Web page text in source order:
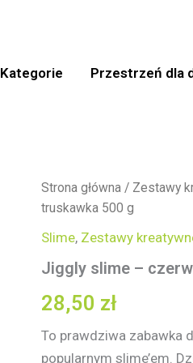
Kategorie Przestrzeń dla
Strona główna / Zestawy
truskawka 500 g
Slime, Zestawy
Jiggly slime –
28,50 zł
To prawdziwa zabawka
popularnym slime’em.
ilość
Jiggly
-
truskawka
g